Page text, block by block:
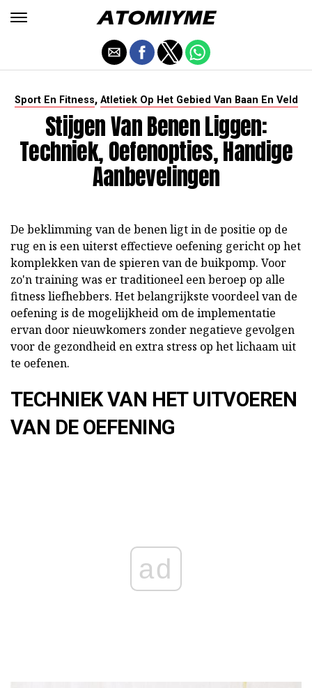
Sport En Fitness, Atletiek Op Het Gebied Van Baan En Veld
Stijgen Van Benen Liggen:
Techniek, Oefenopties, Handige
Aanbevelingen
De beklimming van de benen ligt in de positie op de
rug en is een uiterst effectieve oefening gericht op het
komplekken van de spieren van de buikpomp. Voor
zo'n training was er traditioneel een beroep op alle
fitness liefhebbers. Het belangrijkste voordeel van de
oefening is de mogelijkheid om de implementatie
ervan door nieuwkomers zonder negatieve gevolgen
voor de gezondheid en extra stress op het lichaam uit
te oefenen.
TECHNIEK VAN HET UITVOEREN
VAN DE OEFENING
ad